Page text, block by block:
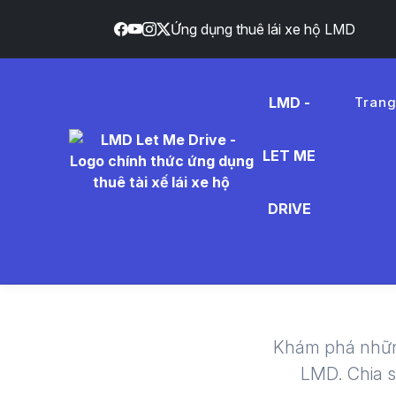
Ứng dụng thuê lái xe hộ LMD
LMD -
LET ME
DRIVE
-
Khám phá
LMD. Chia